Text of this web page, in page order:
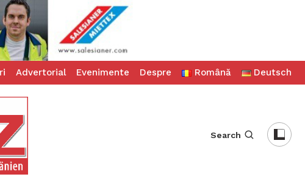
Advertorial Evenimente Despre Română Deutsch
Search